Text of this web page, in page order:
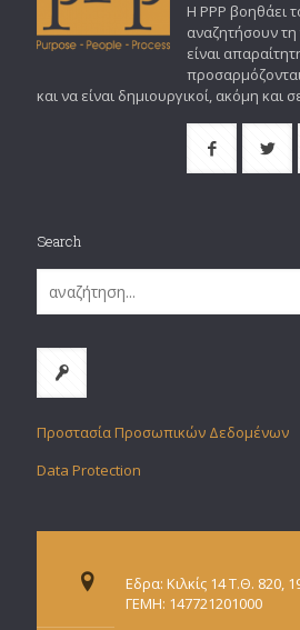
Η PPP βοηθάει
αναζητήσουν
είναι
και να είναι δημιουργικοί, ακόμη και
Search
Προστασία Προσωπικών Δεδομένων
Data Protection
Εδρα: Κιλκίς 14 Τ.Θ. 820,
ΓΕΜΗ: 147721201000